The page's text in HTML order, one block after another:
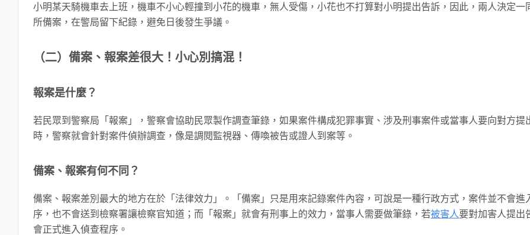
小明某天騎機車去上班，機車不小心輕撞到小花的機車，無人受傷，小花也不打算對小明提出告訴，因此，兩人決定一
所備案，在警局留下紀錄，避免日後發生爭議。
（二）備案、報案差很大！小心別搞混！
報案是什麼？
若民眾到警察局「報案」，警察會協助民眾製作調查筆錄，如果案件構成犯罪事實、涉及刑事案件或當事人要向對方提
時，警察就會針對案件偵辦調查，像是調閱監視器、傳喚被告或證人到案等。
備案、報案有何不同？
備案、報案差別最大的地方在於「法律效力」。「備案」只是用來記錄案件內容，可說是一種行政方式，案件並不會進
序，也不會送到檢察署讓檢察官知道；而「報案」就會有刑事上的效力，當事人需要做筆錄，若被害人要對加害人提出
會正式進入偵查程序。